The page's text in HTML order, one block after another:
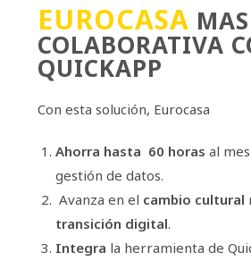
EUROCASA MAS
COLABORATIVA
QUICKAPP
Con esta solución, Eurocasa
Ahorra hasta 60 horas al
gestión de datos.
Avanza en el cambio cultural
transición digital.
Integra la herramienta de